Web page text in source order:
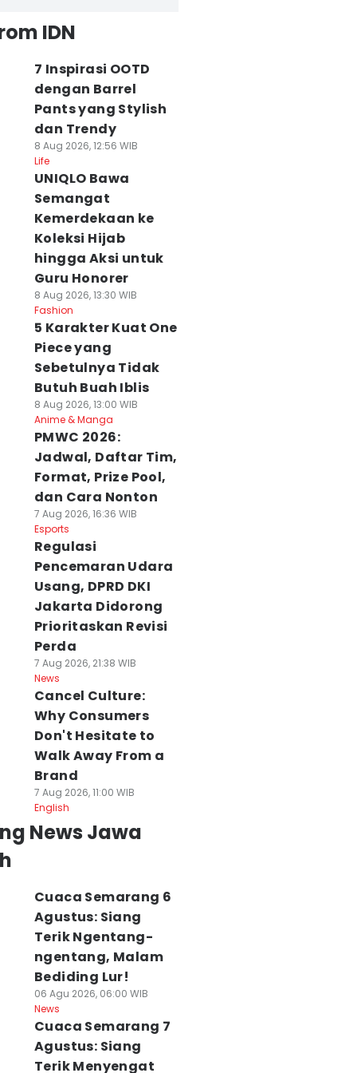
IDN
7 Inspirasi OOTD
dengan Barrel
Pants yang Stylish
dan Trendy
8 Aug 2026, 12:56 WIB
Life
UNIQLO Bawa
Semangat
Kemerdekaan ke
Koleksi Hijab
hingga Aksi untuk
Guru Honorer
8 Aug 2026, 13:30 WIB
Fashion
5 Karakter Kuat One
Piece yang
Sebetulnya Tidak
Butuh Buah Iblis
8 Aug 2026, 13:00 WIB
Anime & Manga
PMWC 2026:
Jadwal, Daftar Tim,
Format, Prize Pool,
dan Cara Nonton
7 Aug 2026, 16:36 WIB
Esports
Regulasi
Pencemaran Udara
Usang, DPRD DKI
Jakarta Didorong
Prioritaskan Revisi
Perda
7 Aug 2026, 21:38 WIB
News
Cancel Culture:
Why Consumers
Don't Hesitate to
Walk Away From a
Brand
7 Aug 2026, 11:00 WIB
English
News Jawa
Cuaca Semarang 6
Agustus: Siang
Terik Ngentang-
ngentang, Malam
Bediding Lur!
06 Agu 2026, 06:00 WIB
News
Cuaca Semarang 7
Agustus: Siang
Terik Menyengat